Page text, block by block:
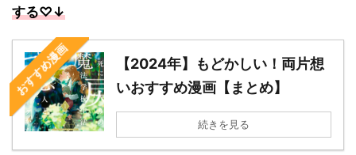
する♡↓
おすすめ漫画
【2024年】もどかしい！両片想
いおすすめ漫画【まとめ】
続きを見る